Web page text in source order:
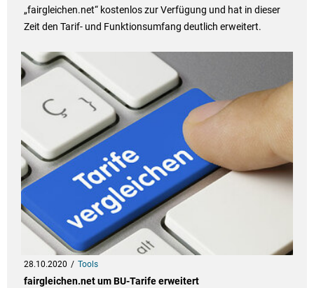
„fairgleichen.net“ kostenlos zur Verfügung und hat in dieser
Zeit den Tarif- und Funktionsumfang deutlich erweitert.
28.10.2020 Tools
fairgleichen.net um BU-Tarife erweitert